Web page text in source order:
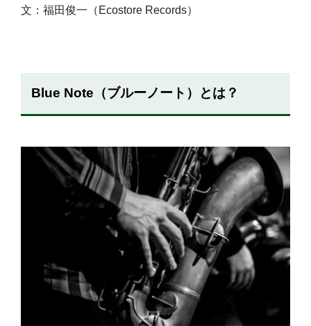
文：福田俊一（Ecostore Records）
Blue Note（ブルーノート）とは？